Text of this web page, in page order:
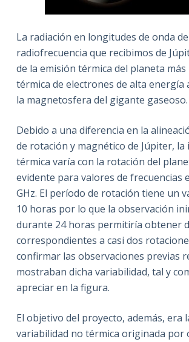
La radiación en longitudes de onda de
radiofrecuencia que recibimos de
de la emisión térmica del planeta
térmica de electrones de alta energía
la magnetosfera del gigante gaseoso.
Debido a una diferencia en la
de rotación y magnético de Júpiter, la
térmica varía con la rotación del
evidente para valores de frecuencias
GHz. El período de rotación tiene un
10 horas por lo que la observación
durante 24 horas permitiría obtener
correspondientes a casi dos
confirmar las observaciones previas
mostraban dicha variabilidad, tal y
apreciar en la figura.
El objetivo del proyecto, además, era
variabilidad no térmica originada por